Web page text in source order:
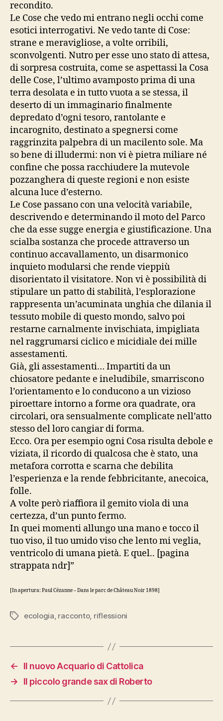
recondito.
Le Cose che vedo mi entrano negli occhi come
esotici interrogativi. Ne vedo tante di Cose:
strane e meravigliose, a volte orribili,
sconvolgenti. Nutro per esse uno stato di attesa,
di sorpresa costruita, come se aspettassi la Cosa
delle Cose, l’ultimo avamposto prima di una
terra desolata e in tutto vuota a se stessa, il
deserto di un immaginario finalmente
depredato d’ogni tesoro, rantolante e
incarognito, destinato a spegnersi come
raggrinzita palpebra di un macilento sole. Ma
so bene di illudermi: non vi è pietra miliare né
confine che possa racchiudere la mutevole
pozzanghera di queste regioni e non esiste
alcuna luce d’esterno.
Le Cose passano con una velocità variabile,
descrivendo e determinando il moto del Parco
che da esse sugge energia e giustificazione. Una
scialba sostanza che procede attraverso un
continuo accavallamento, un disarmonico
inquieto modularsi che rende vieppiù
disorientato il visitatore. Non vi è possibilità di
stipulare un patto di stabilità, l’esplorazione
rappresenta un’acuminata unghia che dilania il
tessuto mobile di questo mondo, salvo poi
restarne carnalmente invischiata, impigliata
nel raggrumarsi ciclico e micidiale dei mille
assestamenti.
Già, gli assestamenti… Impartiti da un
chiosatore pedante e ineludibile, smarriscono
l’orientamento e lo conducono a un vizioso
piroettare intorno a forme ora quadrate, ora
circolari, ora sensualmente complicate nell’atto
stesso del loro cangiar di forma.
Ecco. Ora per esempio ogni Cosa risulta debole e
viziata, il ricordo di qualcosa che è stato, una
metafora corrotta e scarna che debilita
l’esperienza e la rende febbricitante, anecoica,
folle.
A volte però riaffiora il gemito viola di una
certezza, d’un punto fermo.
In quei momenti allungo una mano e tocco il
tuo viso, il tuo umido viso che lento mi veglia,
ventricolo di umana pietà. E quel.. [pagina
strappata ndr]”
[In apertura: Paul Cézanne – Dans le parc de Château Noir 1898]
Tag ecologia, racconto, riflessioni
←
Il nuovo Acquario di Cattolica
→
Il piccolo grande sax di Roberto